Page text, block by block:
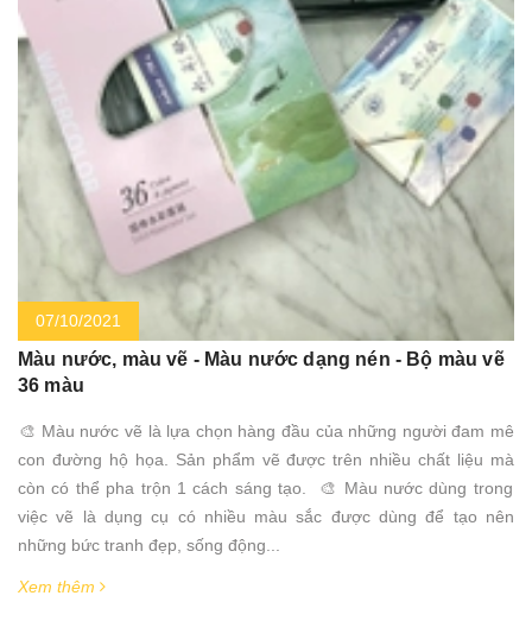
07/10/2021
Màu nước, màu vẽ - Màu nước dạng nén - Bộ màu vẽ
36 màu
️🎨 Màu nước vẽ là lựa chọn hàng đầu của những người đam mê
con đường hộ họa. Sản phẩm vẽ được trên nhiều chất liệu mà
còn có thể pha trộn 1 cách sáng tạo. ️🎨 Màu nước dùng trong
việc vẽ là dụng cụ có nhiều màu sắc được dùng để tạo nên
những bức tranh đẹp, sống động...
Xem thêm